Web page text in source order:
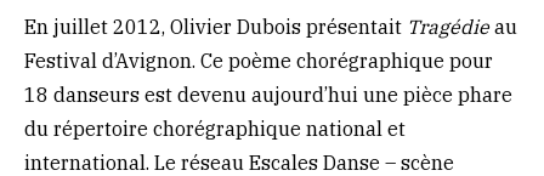
En juillet 2012, Olivier Dubois présentait Tragédieau
Festival d’Avignon. Ce poème chorégraphique pour
18 danseurs est devenu aujourd’hui une pièce phare
du répertoire chorégraphique national et
international. Le réseau Escales Danse – scène